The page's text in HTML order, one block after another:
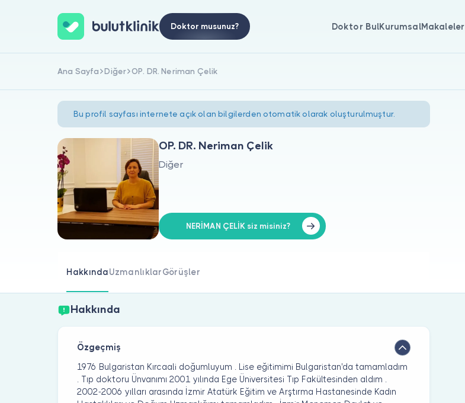
Doktor musunuz? Doktor BulKurumsalMakaleler
Ana Sayfa Diğer OP. DR. Neriman Çelik
Bu profil sayfası internete açık olan bilgilerden otomatik olarak oluşturulmuştur.
OP. DR. Neriman Çelik
Diğer
NERİMAN ÇELİK siz misiniz?
HakkındaUzmanlıklarGörüşler
Hakkında
Özgeçmiş
1976 Bulgaristan Kırcaali doğumluyum . Lise eğitimimi Bulgaristan'da tamamladım
. Tıp doktoru Ünvanımı 2001 yılında Ege Üniversitesi Tıp Fakültesinden aldım .
2002-2006 yılları arasında İzmir Atatürk Eğitim ve Arştırma Hastanesinde Kadın